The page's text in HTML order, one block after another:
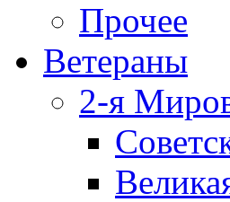
Прочее
Ветераны
2-я